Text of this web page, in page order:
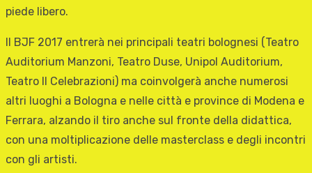
piede libero.
Il BJF 2017 entrerà nei principali teatri bolognesi (Teatro
Auditorium Manzoni, Teatro Duse, Unipol Auditorium,
Teatro Il Celebrazioni) ma coinvolgerà anche numerosi
altri luoghi a Bologna e nelle città e province di Modena e
Ferrara, alzando il tiro anche sul fronte della didattica,
con una moltiplicazione delle masterclass e degli incontri
con gli artisti.